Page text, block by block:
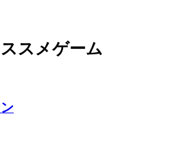
スメゲーム